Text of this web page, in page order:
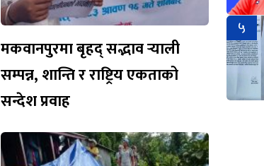
मकवानपुरमा बृहद् सद्भाव र्‍याली
सम्पन्न, शान्ति र राष्ट्रिय एकताको
सन्देश प्रवाह
५